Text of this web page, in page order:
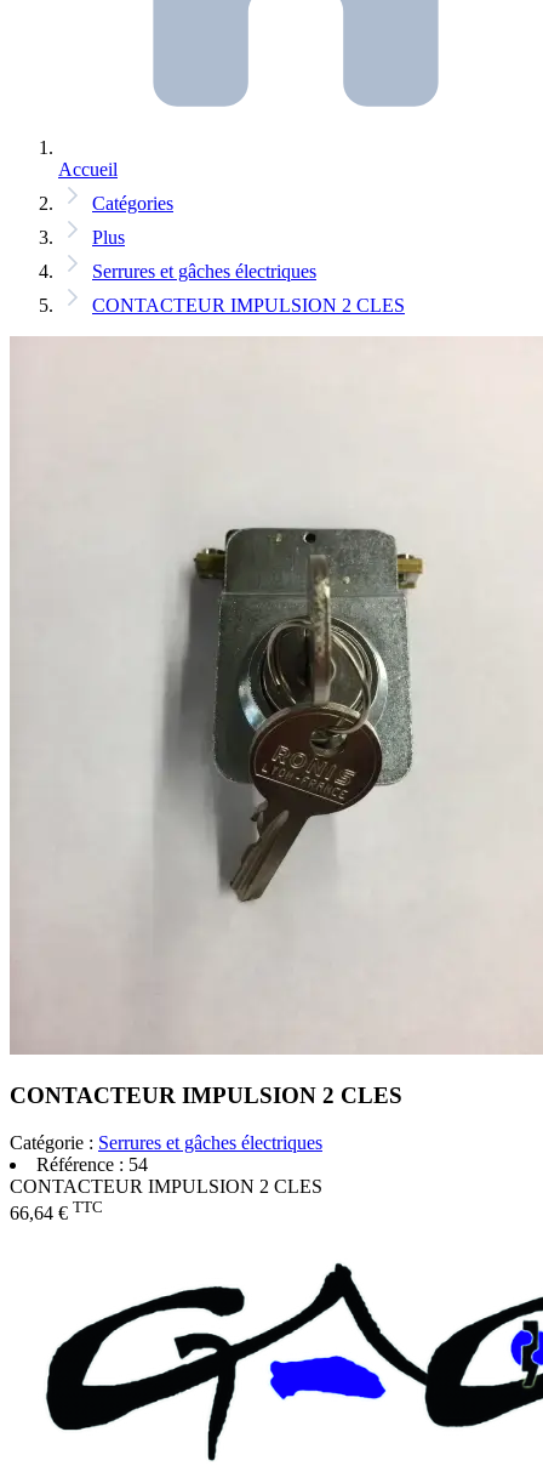
Accueil
Catégories
Plus
Serrures et gâches électriques
CONTACTEUR IMPULSION 2 CLES
CONTACTEUR IMPULSION 2 CLES
Catégorie : Serrures et gâches électriques
Référence : 54
CONTACTEUR IMPULSION 2 CLES
66,64 € TTC